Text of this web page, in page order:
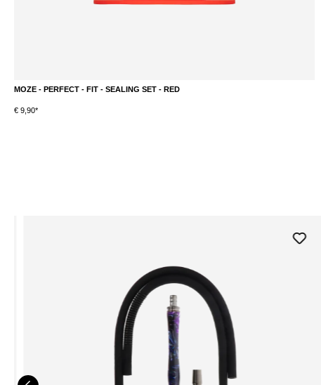
MOZE - PERFECT - FIT - SEALING SET - RED
€ 9,90*